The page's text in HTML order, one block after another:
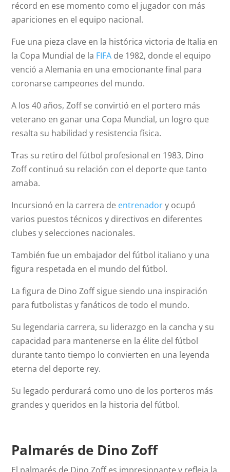
récord en ese momento como el jugador con más
apariciones en el equipo nacional.
Fue una pieza clave en la histórica victoria de Italia en
la Copa Mundial de la FIFA de 1982, donde el equipo
venció a Alemania en una emocionante final para
coronarse campeones del mundo.
A los 40 años, Zoff se convirtió en el portero más
veterano en ganar una Copa Mundial, un logro que
resalta su habilidad y resistencia física.
Tras su retiro del fútbol profesional en 1983, Dino
Zoff continuó su relación con el deporte que tanto
amaba.
Incursionó en la carrera de entrenadory ocupó
varios puestos técnicos y directivos en diferentes
clubes y selecciones nacionales.
También fue un embajador del fútbol italiano y una
figura respetada en el mundo del fútbol.
La figura de Dino Zoff sigue siendo una inspiración
para futbolistas y fanáticos de todo el mundo.
Su legendaria carrera, su liderazgo en la cancha y su
capacidad para mantenerse en la élite del fútbol
durante tanto tiempo lo convierten en una leyenda
eterna del deporte rey.
Su legado perdurará como uno de los porteros más
grandes y queridos en la historia del fútbol.
Palmarés de Dino Zoff